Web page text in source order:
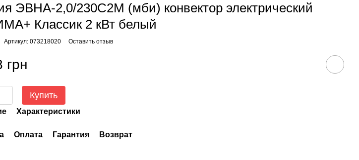
ЭВНА-2,0/230С2М (мби) конвектор электрический
Классик 2 кВт белый
Артикул: 073218020 Оставить отзыв
грн
Купить
Характеристики
Оплата Гарантия Возврат